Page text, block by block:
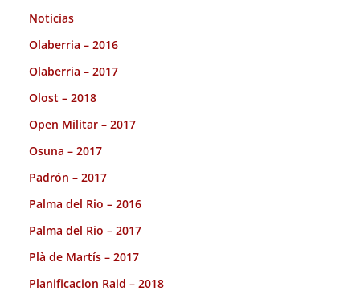
Noticias
Olaberria – 2016
Olaberria – 2017
Olost – 2018
Open Militar – 2017
Osuna – 2017
Padrón – 2017
Palma del Rio – 2016
Palma del Rio – 2017
Plà de Martís – 2017
Planificacion Raid – 2018